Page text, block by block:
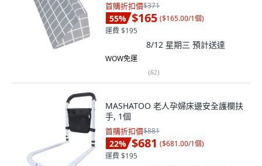
首購折扣價$371
55% $165 ($165.00/1個)
運費 $195
8/12 星期三 預計送達
WOW免運
(62)
MASHATOO 老人孕婦床邊安全護欄扶
手, 1個
首購折扣價$881
22% $681 ($681.00/1個)
運費 $195